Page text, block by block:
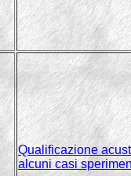
Qualificazione
alcuni casi